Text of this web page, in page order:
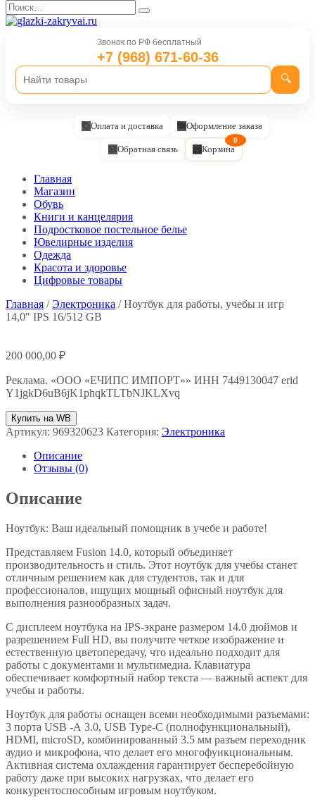
Перейти
к
содержанию
Search
for:
Звонок по РФ бесплатный
+7 (968) 671-60-36
🔍
Оплата и доставка Оформление заказа
Обратная связь Корзина
0
Главная
Магазин
Обувь
Книги и канцелярия
Подростковое постельное белье
Ювелирные изделия
Одежда
Красота и здоровье
Цифровые товары
Главная /Электроника / Ноутбук для работы, учебы и игр
14,0″ IPS 16/512 GB
200 000,00 ₽
Реклама. «ООО «ЕЧИПС ИМПОРТ»» ИНН 7449130047 erid
Y1jgkD6uB6jK1phqkTLTbNJKLXvq
Купить на WB
Артикул: 969320623 Категория: Электроника
Описание
Отзывы (0)
Описание
Ноутбук: Ваш идеальный помощник в учебе и работе!
Представляем Fusion 14.0, который объединяет
производительность и стиль. Этот ноутбук для учебы станет
отличным решением как для студентов, так и для
профессионалов, ищущих мощный офисный ноутбук для
выполнения разнообразных задач.
С дисплеем ноутбука на IPS-экране размером 14.0 дюймов и
разрешением Full HD, вы получите четкое изображение и
естественную цветопередачу, что идеально подходит для
работы с документами и мультимедиа. Клавиатура
обеспечивает комфортный набор текста — важный аспект для
учебы и работы.
Ноутбук для работы оснащен всеми необходимыми разъемами:
3 порта USB -А 3.0, USB Type-C (полнофункциональный),
HDMI, microSD, комбинированный 3.5 мм разъем переходник
аудио и микрофона, что делает его многофункциональным.
Активная система охлаждения гарантирует бесперебойную
работу даже при высоких нагрузках, что делает его
конкурентоспособным игровым ноутбуком.